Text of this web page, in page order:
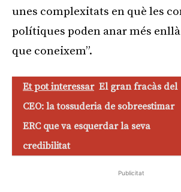
unes complexitats en què les
polítiques poden anar més
que coneixem”.
Et pot interessar El gran fracàs del
CEO: la tossuderia de sobreestimar
ERC que va esquerdar la seva
credibilitat
Publicitat